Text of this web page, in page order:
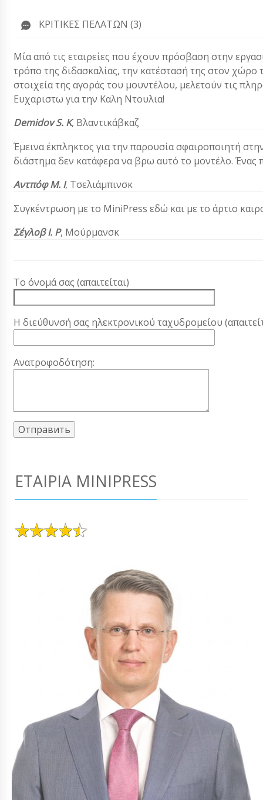
ΚΡΙΤΙΚΈΣ ΠΕΛΑΤΏΝ (3)
Μία από τις εταιρείες που έχουν πρόσβαση στην
τρόπο της διδασκαλίας, την κατέστασή της στον χώρο
στοιχεία της αγοράς του μουντέλου, μελετούν τις
Ευχαριστω για την Καλη Ντουλια!
Demidov S. Κ, Βλαντικάβκαζ
Έμεινα έκπληκτος για την παρουσία σφαιροποιητή
διάστημα δεν κατάφερα να βρω αυτό το μοντέλο. Ένας
Αντπόφ Μ. Ι, Τσελιάμπινσκ
Συγκέντρωση με το MiniPress εδώ και με το άρτιο
Σέγλοβ Ι. Ρ, Μούρμανσκ
Το όνομά σας (απαιτείται)
Η διεύθυνσή σας ηλεκτρονικού ταχυδρομείου
Ανατροφοδότηση:
ΕΤΑΙΡΊΑ MINIPRESS